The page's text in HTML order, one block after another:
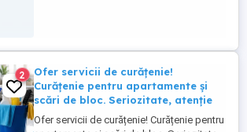
2
Ofer servicii de curățenie!
Curățenie pentru apartamente și
scări de bloc. Seriozitate, atenție
Ofer servicii de curățenie! Curățenie pentru